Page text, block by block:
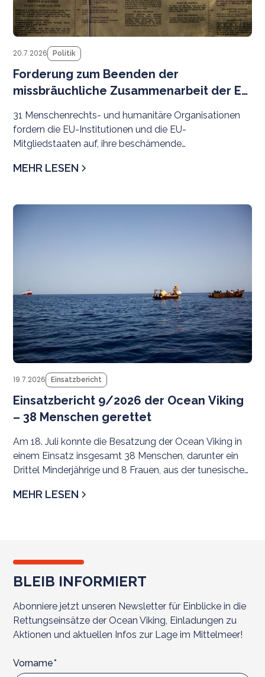
20.7.2026 Politik
Forderung zum Beenden der
missbräuchliche Zusammenarbeit der EU
31 Menschenrechts- und humanitäre Organisationen
fordern die EU-Institutionen und die EU-
Mitgliedstaaten auf, ihre beschämende
Migrationskontrolle unverzüglich zu beenden. Die
angesichts wiederholter Angriffe libyscher Streitkräfte
auf zivile Such- und Rettungs-NGOs (SAR) im
Mittelmeer.
MEHR LESEN
19.7.2026 Einsatzbericht
Einsatzbericht 9/2026 der Ocean Viking
– 38 Menschen gerettet
Am 18. Juli konnte die Besatzung der Ocean Viking in
einem Einsatz insgesamt 38 Menschen, darunter ein
Drittel Minderjährige und 8 Frauen, aus der tunesischen
Civitavecchia zugewiesen.
MEHR LESEN
BLEIB INFORMIERT
Abonniere jetzt unseren Newsletter für Einblicke in die
Rettungseinsätze der Ocean Viking, Einladungen zu
Aktionen und aktuellen Infos zur Lage im Mittelmeer!
Vorname*